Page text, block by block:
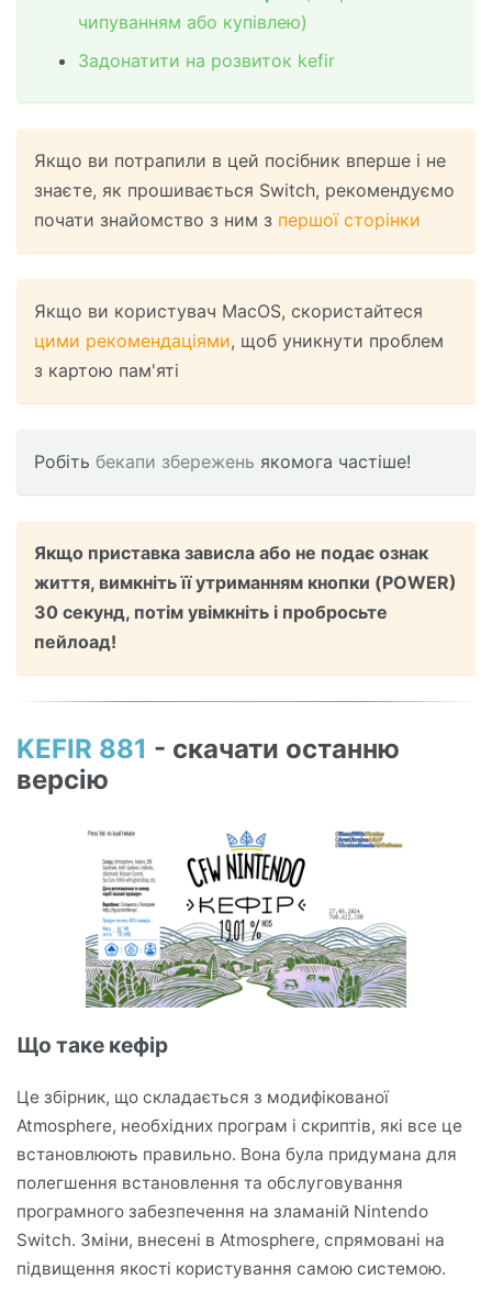
чипуванням або купівлею)
Задонатити на розвиток kefir
Якщо ви потрапили в цей посібник вперше і не
знаєте, як прошивається Switch, рекомендуємо
почати знайомство з ним з першої сторінки
Якщо ви користувач MacOS, скористайтеся
цими рекомендаціями, щоб уникнути проблем
з картою пам'яті
Робіть бекапи збережень якомога частіше!
Якщо приставка зависла або не подає ознак
життя, вимкніть її утриманням кнопки (POWER)
30 секунд, потім увімкніть і пробросьте
пейлоад!
KEFIR 881 - скачати останню
версію
Що таке кефір
Це збірник, що складається з модифікованої
Atmosphere, необхідних програм і скриптів, які все це
встановлюють правильно. Вона була придумана для
полегшення встановлення та обслуговування
програмного забезпечення на зламаній Nintendo
Switch. Зміни, внесені в Atmosphere, спрямовані на
підвищення якості користування самою системою.